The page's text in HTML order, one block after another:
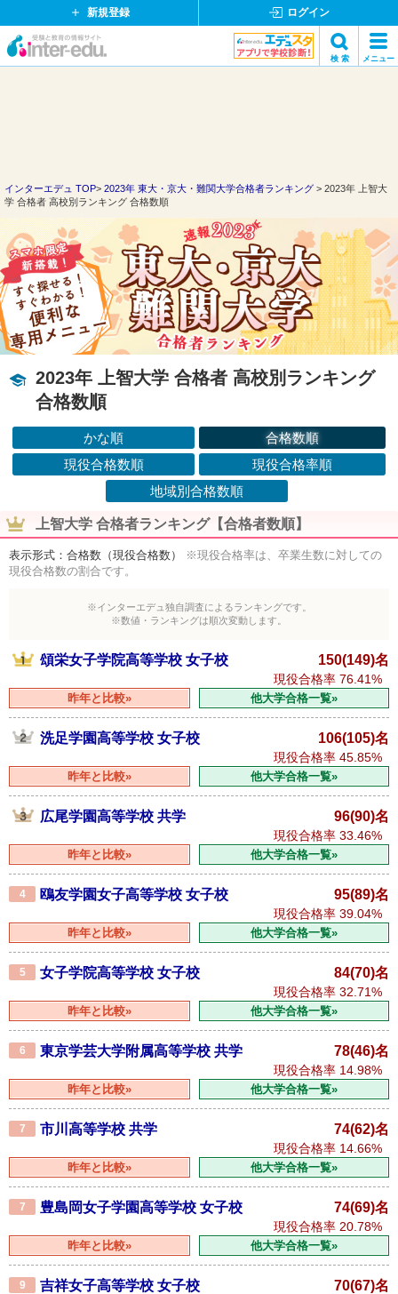
新規登録 ログイン
イ
ド
ッ
ト
コ
ム
検 索 メニュー
インターエデュ TOP 2023年 東大・京大・難関大学合格者ランキング
2023年 上智大
学 合格者 高校別ランキング 合格数順
2023年 上智大学 合格者 高校別ランキング
合格数順
かな順
合格数順
現役合格数順
現役合格率順
地域別合格数順
上智大学 合格者ランキング【合格者数順】
表示形式：合格数（現役合格数）
※現役合格率は、卒業生数に対しての
現役合格数の割合です。
※インターエデュ独自調査によるランキングです。
※数値・ランキングは順次変動します。
頌栄女子学院高等学校 女子校 150(149)名
現役合格率 76.41%
昨年と比較» 他大学合格一覧»
洗足学園高等学校 女子校 106(105)名
現役合格率 45.85%
昨年と比較» 他大学合格一覧»
広尾学園高等学校 共学 96(90)名
現役合格率 33.46%
昨年と比較» 他大学合格一覧»
4 鴎友学園女子高等学校 女子校 95(89)名
現役合格率 39.04%
昨年と比較» 他大学合格一覧»
5 女子学院高等学校 女子校 84(70)名
現役合格率 32.71%
昨年と比較» 他大学合格一覧»
6 東京学芸大学附属高等学校 共学 78(46)名
現役合格率 14.98%
昨年と比較» 他大学合格一覧»
7 市川高等学校 共学 74(62)名
現役合格率 14.66%
昨年と比較» 他大学合格一覧»
7 豊島岡女子学園高等学校 女子校 74(69)名
現役合格率 20.78%
昨年と比較» 他大学合格一覧»
9 吉祥女子高等学校 女子校 70(67)名